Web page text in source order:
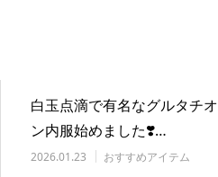
白玉点滴で有名なグルタチオ
ン内服始めました❣️…
2026.01.23 おすすめアイテム